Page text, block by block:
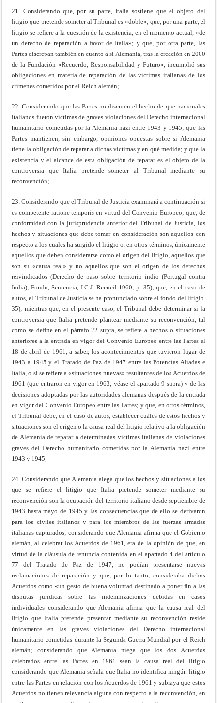
21. Considerando que, por su parte, Italia sostiene que el objeto del
litigio que pretende someter al Tribunal es «doble»; que, por una parte, el
litigio se refiere a la cuestión de la existencia, en el momento actual, «de
un derecho de reparación a favor de Italia»; y que, por otra parte, las
Partes discrepan también en cuanto a si Alemania, tras la creación en 2000
de la Fundación «Recuerdo, Responsabilidad y Futuro», incumplió sus
obligaciones en materia de reparación de las víctimas italianas de los
crímenes cometidos por el Reich alemán;
22. Considerando que las Partes no discuten el hecho de que nacionales
italianos fueron víctimas de graves violaciones del Derecho internacional
humanitario cometidas por la Alemania nazi entre 1943 y 1945; que las
Partes mantienen, sin embargo, opiniones opuestas sobre si Alemania
tiene la obligación de reparar a dichas víctimas y en qué medida; y que la
existencia y el alcance de esta obligación de reparar es el objeto de la
controversia que Italia pretende someter al Tribunal mediante su
reconvención;
23. Considerando que el Tribunal de Justicia examinará a continuación si
es competente ratione temporis en virtud del Convenio Europeo; que, de
conformidad con la jurisprudencia anterior del Tribunal de Justicia, los
hechos y situaciones que debe tomar en consideración son aquellos con
respecto a los cuales ha surgido el litigio o, en otros términos, únicamente
aquellos que deben considerarse como el origen del litigio, aquellos que
son su «causa real» y no aquellos que son el origen de los derechos
reivindicados (Derecho de paso sobre territorio indio (Portugal contra
India), Fondo, Sentencia, I.C.J. Recueil 1960, p. 35); que, en el caso de
autos, el Tribunal de Justicia se ha pronunciado sobre el fondo del litigio.
35); mientras que, en el presente caso, el Tribunal debe determinar si la
controversia que Italia pretende plantear mediante su reconvención, tal
como se define en el párrafo 22 supra, se refiere a hechos o situaciones
anteriores a la entrada en vigor del Convenio Europeo entre las Partes el
18 de abril de 1961, a saber, los acontecimientos que tuvieron lugar de
1943 a 1945 y el Tratado de Paz de 1947 entre las Potencias Aliadas e
Italia, o si se refiere a «situaciones nuevas» resultantes de los Acuerdos de
1961 (que entraron en vigor en 1963; véase el apartado 9 supra) y de las
decisiones adoptadas por las autoridades alemanas después de la entrada
en vigor del Convenio Europeo entre las Partes; y que, en otros términos,
el Tribunal debe, en el caso de autos, establecer cuáles de estos hechos y
situaciones son el origen o la causa real del litigio relativo a la obligación
de Alemania de reparar a determinadas víctimas italianas de violaciones
graves del Derecho humanitario cometidas por la Alemania nazi entre
1943 y 1945;
24. Considerando que Alemania alega que los hechos y situaciones a los
que se refiere el litigio que Italia pretende someter mediante su
reconvención son la ocupación del territorio italiano desde septiembre de
1943 hasta mayo de 1945 y las consecuencias que de ello se derivaron
para los civiles italianos y para los miembros de las fuerzas armadas
italianas capturados; considerando que Alemania afirma que el Gobierno
alemán, al celebrar los Acuerdos de 1961, era de la opinión de que, en
virtud de la cláusula de renuncia contenida en el apartado 4 del artículo
77 del Tratado de Paz de 1947, no podían presentarse nuevas
reclamaciones de reparación y que, por lo tanto, consideraba dichos
Acuerdos como «un gesto de buena voluntad destinado a poner fin a las
disputas jurídicas sobre las indemnizaciones debidas en casos
individuales considerando que Alemania afirma que la causa real del
litigio que Italia pretende presentar mediante su reconvención reside
únicamente en las graves violaciones del Derecho internacional
humanitario cometidas durante la Segunda Guerra Mundial por el Reich
alemán; considerando que Alemania niega que los dos Acuerdos
celebrados entre las Partes en 1961 sean la causa real del litigio
considerando que Alemania señala que Italia no identifica ningún litigio
entre las Partes en relación con los Acuerdos de 1961 y subraya que estos
Acuerdos no tienen relevancia alguna con respecto a la reconvención, en